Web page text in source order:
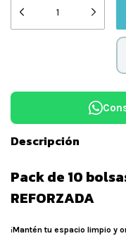
Descripción
Pack de 10
REFORZADA
¡Mantén tu espacio limpio y